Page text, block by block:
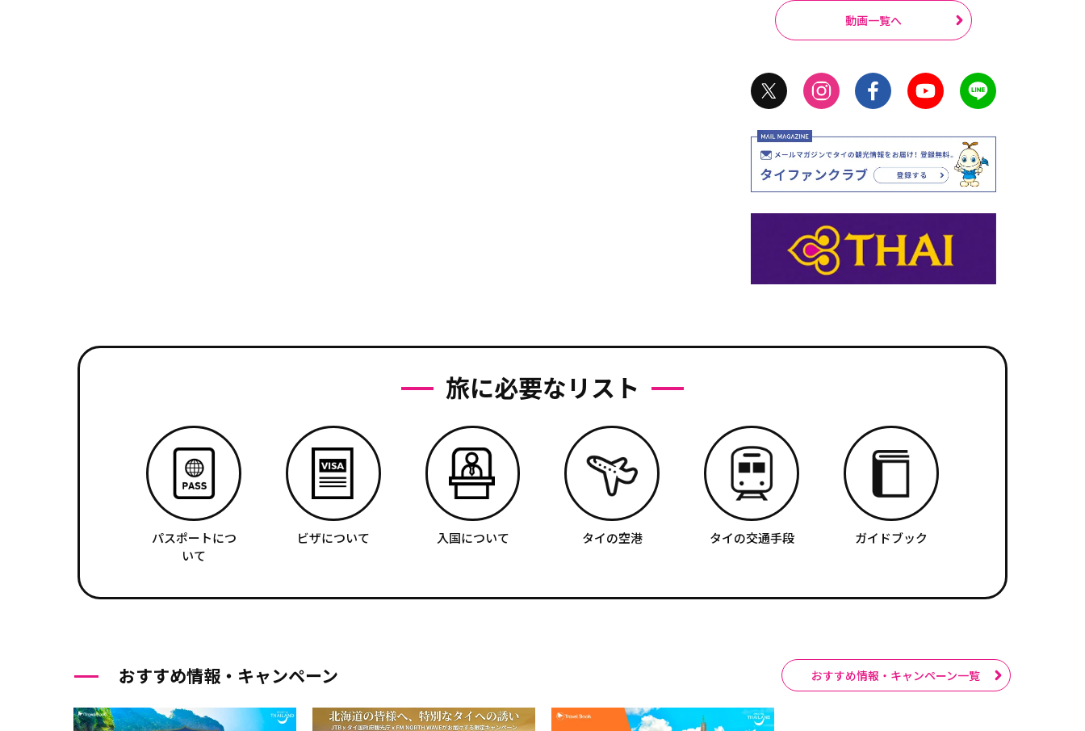
動画一覧へ
旅に必要なリスト
パスポートにつ
いて
ビザについて 入国について タイの空港 タイの交通手段 ガイドブック
おすすめ情報・キャンペーン おすすめ情報・キャンペーン一覧